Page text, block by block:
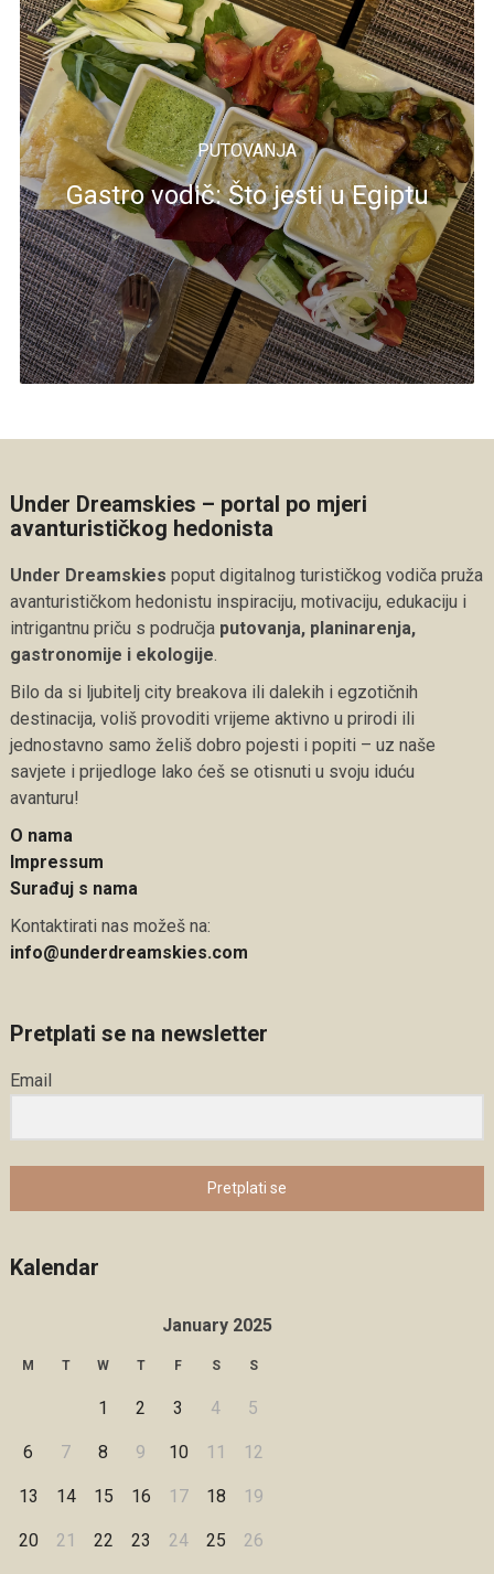
PUTOVANJA
Gastro vodič: Što jesti u Egiptu
Under Dreamskies – portal po mjeri
avanturističkog hedonista
Under Dreamskies poput digitalnog turističkog vodiča pruža
avanturističkom hedonistu inspiraciju, motivaciju, edukaciju i
intrigantnu priču s područja putovanja, planinarenja,
gastronomije i ekologije.
Bilo da si ljubitelj city breakova ili dalekih i egzotičnih
destinacija, voliš provoditi vrijeme aktivno u prirodi ili
jednostavno samo želiš dobro pojesti i popiti – uz naše
savjete i prijedloge lako ćeš se otisnuti u svoju iduću
avanturu!
O nama
Impressum
Surađuj s nama
Kontaktirati nas možeš na:
info@underdreamskies.com
Pretplati se na newsletter
Email
Pretplati se
Kalendar
January 2025
M T W T F S S
1 2 3 4 5
6 7 8 9 10 11 12
13 14 15 16 17 18 19
20 21 22 23 24 25 26